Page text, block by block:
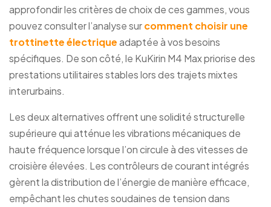
approfondir les critères de choix de ces gammes, vous
pouvez consulter l’analyse surcomment choisir une
trottinette électriqueadaptée à vos besoins
spécifiques. De son côté, le KuKirin M4 Max priorise des
prestations utilitaires stables lors des trajets mixtes
interurbains.
Les deux alternatives offrent une solidité structurelle
supérieure qui atténue les vibrations mécaniques de
haute fréquence lorsque l’on circule à des vitesses de
croisière élevées. Les contrôleurs de courant intégrés
gèrent la distribution de l’énergie de manière efficace,
empêchant les chutes soudaines de tension dans